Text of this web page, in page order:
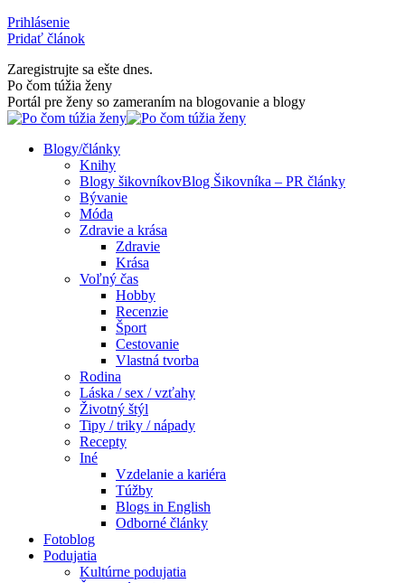
Skip
to
Prihlásenie
Pridať článok
Zaregistrujte sa ešte dnes.
Facebook
page
opens
new
Rss
page
opens
new
Po čom túžia ženy
Portál pre ženy so zameraním na blogovanie a blogy
Blogy/články
Knihy
Blogy šikovníkovBlog Šikovníka – PR články
Bývanie
Móda
Zdravie a krása
Zdravie
Krása
Voľný čas
Hobby
Recenzie
Šport
Cestovanie
Vlastná tvorba
Rodina
Láska / sex / vzťahy
Životný štýl
Tipy / triky / nápady
Recepty
Iné
Vzdelanie a kariéra
Túžby
Blogs in English
Odborné články
Fotoblog
Podujatia
Kultúrne podujatia